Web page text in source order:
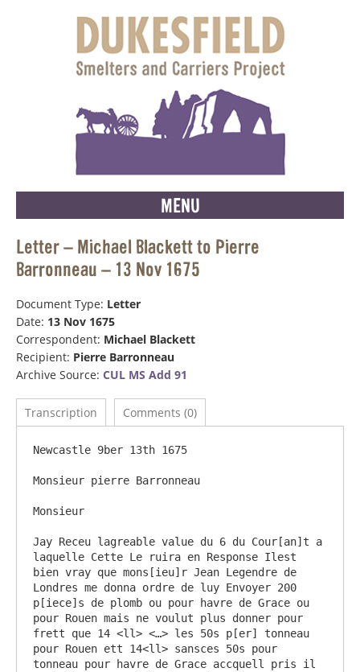
MENU
Letter – Michael Blackett to Pierre
Barronneau – 13 Nov 1675
Document Type: Letter
Date: 13 Nov 1675
Correspondent: Michael Blackett
Recipient: Pierre Barronneau
Archive Source: CUL MS Add 91
Transcription Comments (0)
Newcastle 9ber 13th 1675
Monsieur pierre Barronneau
Monsieur
Jay Receu lagreable value du 6 du Cour[an]t a
laquelle Cette Le ruira en Response Ilest
bien vray que mons[ieu]r Jean Legendre de
Londres me donna ordre de luy Envoyer 200
p[iece]s de plomb ou pour havre de Grace ou
pour Rouen mais ne voulut plus donner pour
frett que 14 <ll> <…> les 50s p[er] tonneau
pour Rouen ett 14<ll> sansces 50s pour
tonneau pour havre de Grace accquell pris il